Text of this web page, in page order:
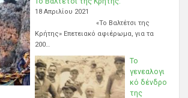
18 Απριλίου 2021
«Το Βαλτέτσι της
Κρήτης» Επετειακό αφιέρωμα, για τα
200…
Το
γενεαλογι
κό δένδρο
της